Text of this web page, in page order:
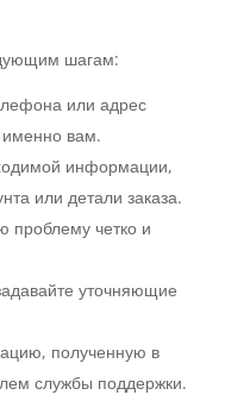
шагам:
или адрес
именно вам.
информации,
или детали заказа.
проблему четко и
уточняющие
полученную в
службы поддержки.